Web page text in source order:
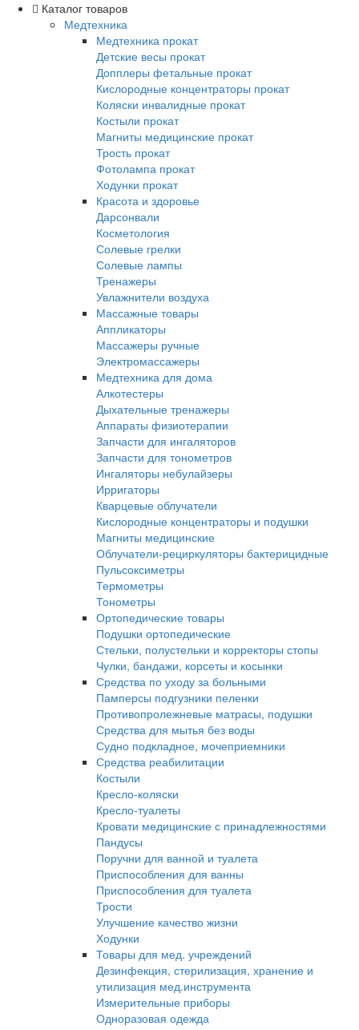
Каталог товаров
Медтехника
Медтехника прокат
Детские весы прокат
Допплеры фетальные прокат
Кислородные концентраторы прокат
Коляски инвалидные прокат
Костыли прокат
Магниты медицинские прокат
Трость прокат
Фотолампа прокат
Ходунки прокат
Красота и здоровье
Дарсонвали
Косметология
Солевые грелки
Солевые лампы
Тренажеры
Увлажнители воздуха
Массажные товары
Аппликаторы
Массажеры ручные
Электромассажеры
Медтехника для дома
Алкотестеры
Дыхательные тренажеры
Аппараты физиотерапии
Запчасти для ингаляторов
Запчасти для тонометров
Ингаляторы небулайзеры
Ирригаторы
Кварцевые облучатели
Кислородные концентраторы и подушки
Магниты медицинские
Облучатели-рециркуляторы бактерицидные
Пульсоксиметры
Термометры
Тонометры
Ортопедические товары
Подушки ортопедические
Стельки, полустельки и корректоры стопы
Чулки, бандажи, корсеты и косынки
Средства по уходу за больными
Памперсы подгузники пеленки
Противопролежневые матрасы, подушки
Средства для мытья без воды
Судно подкладное, мочеприемники
Средства реабилитации
Костыли
Кресло-коляски
Кресло-туалеты
Кровати медицинские с принадлежностями
Пандусы
Поручни для ванной и туалета
Приспособления для ванны
Приспособления для туалета
Трости
Улучшение качество жизни
Ходунки
Товары для мед. учреждений
Дезинфекция, стерилизация, хранение и
утилизация мед.инструмента
Измерительные приборы
Одноразовая одежда